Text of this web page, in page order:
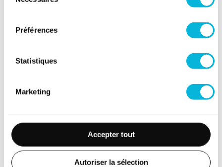
Préférences
Statistiques
Marketing
Accepter tout
Autoriser la sélection
Matin
Matin
Après-midi
Matin